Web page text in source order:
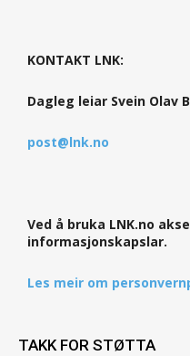
KONTAKT LNK:
Dagleg leiar Svein Olav
post@lnk.no
Ved å bruka LNK.no
informasjonskapslar.
Les meir om
TAKK FOR STØTTA